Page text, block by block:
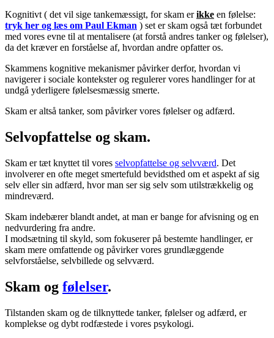
Kognitivt ( det vil sige tankemæssigt, for skam erikke en følelse:
tryk her og læs om Paul Ekman ) set er skam også tæt forbundet
med vores evne til at mentalisere (at forstå andres tanker og følelser),
da det kræver en forståelse af, hvordan andre opfatter os.
Skammens kognitive mekanismer påvirker derfor, hvordan vi
navigerer i sociale kontekster og regulerer vores handlinger for at
undgå yderligere følelsesmæssig smerte.
Skam er altså tanker, som påvirker vores følelser og adfærd.
Selvopfattelse og skam.
Skam er tæt knyttet til vores selvopfattelse og selvværd. Det
involverer en ofte meget smertefuld bevidsthed om et aspekt af sig
selv eller sin adfærd, hvor man ser sig selv som utilstrækkelig og
mindreværd.
Skam indebærer blandt andet, at man er bange for afvisning og en
nedvurdering fra andre.
I modsætning til skyld, som fokuserer på bestemte handlinger, er
skam mere omfattende og påvirker vores grundlæggende
selvforståelse, selvbillede og selvværd.
Skam og følelser.
Tilstanden skam og de tilknyttede tanker, følelser og adfærd, er
komplekse og dybt rodfæstede i vores psykologi.